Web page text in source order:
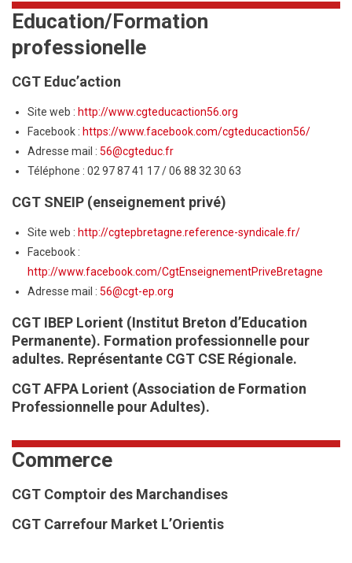
Education/Formation
professionelle
CGT Educ’action
Site web : http://www.cgteducaction56.org
Facebook : https://www.facebook.com/cgteducaction56/
Adresse mail : 56@cgteduc.fr
Téléphone : 02 97 87 41 17 / 06 88 32 30 63
CGT SNEIP (enseignement privé)
Site web : http://cgtepbretagne.reference-syndicale.fr/
Facebook :
http://www.facebook.com/CgtEnseignementPriveBretagne
Adresse mail : 56@cgt-ep.org
CGT IBEP Lorient (Institut Breton d’Education
Permanente). Formation professionnelle pour
adultes. Représentante CGT CSE Régionale.
CGT AFPA Lorient (Association de Formation
Professionnelle pour Adultes).
Commerce
CGT Comptoir des Marchandises
CGT Carrefour Market L’Orientis